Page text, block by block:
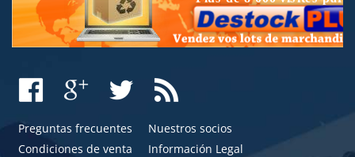
Preguntas frecuentes
Nuestros socios
Condiciones de venta
Información Legal